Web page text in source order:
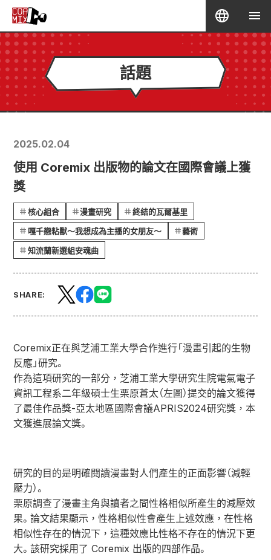
話題
2025.02.04
使用 Coremix 出版物的論文在國際會議上獲
獎
核心組合 漫畫研究
終結的瓦爾基里
嘎千戀粘獸～我想成為主播的女朋友～
藝術
知流蘭新選組安魂曲
SHARE:
Coremix正在與芝浦工業大學合作進行「漫畫引起的生物
反應」研究。
作為這項研究的一部分，芝浦工業大學研究生院電氣電子
資訊工程系二年級碩士生栗原蒼太（左圖）提交的論文獲得
了最佳作品獎-亞太地區國際會議APRIS2024研究獎，本
文獲進展論文獎。
研究的目的是明確閱讀漫畫對人們產生的正面影響（減輕
壓力）。
栗原調查了漫畫主角與讀者之間性格相似所產生的減壓效
果。論文結果顯示，性格相似性會產生上述效應，在性格
相似性存在的情況下，這種效應比性格不存在的情況下更
大。該研究採用了 Coremix 出版的四部作品。